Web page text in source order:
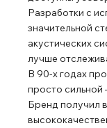
Разработки с
значительной
акустических
лучше
В 90-х годах
просто сильной
Бренд получил